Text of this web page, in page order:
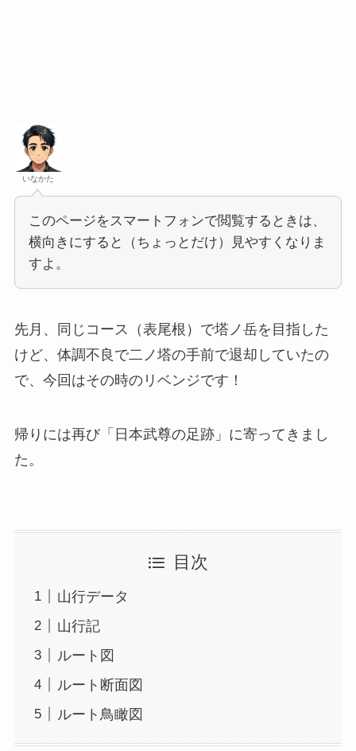
いなかた
このページをスマートフォンで閲覧するときは、
横向きにすると（ちょっとだけ）見やすくなりま
すよ。
先月、同じコース（表尾根）で塔ノ岳を目指した
けど、体調不良で二ノ塔の手前で退却していたの
で、今回はその時のリベンジです！
帰りには再び「日本武尊の足跡」に寄ってきまし
た。
目次
山行データ
山行記
ルート図
ルート断面図
ルート鳥瞰図